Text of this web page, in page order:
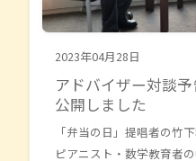
2023年04月28日
アドバイザー対談
公開しました
「弁当の日」提唱者の竹
ピアニスト・数学教育者